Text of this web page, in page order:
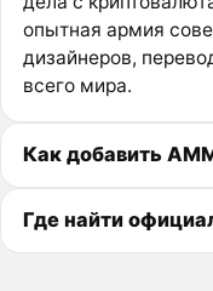
опытная армия
дизайнеров,
всего мира.
Как добавить
Где найти